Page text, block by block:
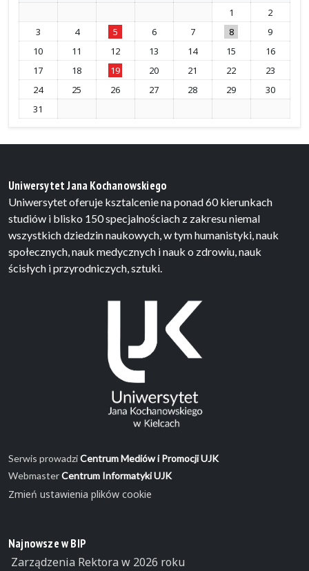
1
2
3
4 5 6 7 8
9
10
11 12 13 14 15
16
17
18 19 20 21 22
23
24
25 26 27 28 29
30
31
Uniwersytet Jana Kochanowskiego
Uniwersytet oferuje ksztalcenie na ponad 60 kierunkach
studiów i blisko 150 specjalnościach z zakresu niemal
wszystkich dziedzin naukowych, w tym humanistyki, nauk
społecznych, nauk medycznych i nauk o zdrowiu, nauk
ścisłych i przyrodniczych, sztuki.
Serwis prowadziCentrum Mediów i Promocji UJK
WebmasterCentrum Informatyki UJK
Zmień ustawienia plików cookie
Najnowsze w BIP
Zarządzenia Rektora w 2026 roku